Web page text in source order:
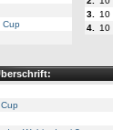
Cup
3.
10
4.
10